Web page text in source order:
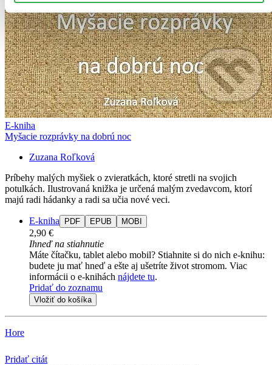
E-kniha
Myšacie rozprávky na dobrú noc
Zuzana Roľková
Príbehy malých myšiek o zvieratkách, ktoré stretli na svojich
potulkách. Ilustrovaná knižka je určená malým zvedavcom, ktorí
majú radi hádanky a radi sa učia nové veci.
E-kniha PDF EPUB MOBI
2,90 €
Ihneď na stiahnutie
Máte čítačku, tablet alebo mobil? Stiahnite si do nich e-knihu:
budete ju mať hneď a ešte aj ušetríte život stromom. Viac
informácii o e-knihách nájdete tu.
Pridať do zoznamu
Vložiť do košíka
Hore
Pridať citát